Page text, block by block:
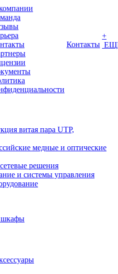
Контакты
+
витая пара UTP,
медные и оптические
решения
и системы управления
шкафы